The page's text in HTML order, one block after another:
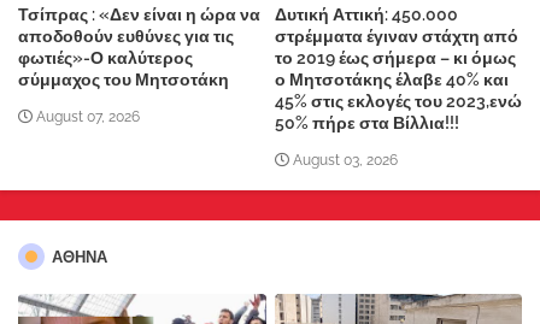
Τσίπρας : «Δεν είναι η ώρα να
αποδοθούν ευθύνες για τις
φωτιές»-Ο καλύτερος
σύμμαχος του Μητσοτάκη
August 07, 2026
Δυτική Αττική: 450.000
στρέμματα έγιναν στάχτη από
το 2019 έως σήμερα – κι όμως
ο Μητσοτάκης έλαβε 40% και
45% στις εκλογές του 2023,ενώ
50% πήρε στα Βίλλια!!!
August 03, 2026
ΑΘΗΝΑ